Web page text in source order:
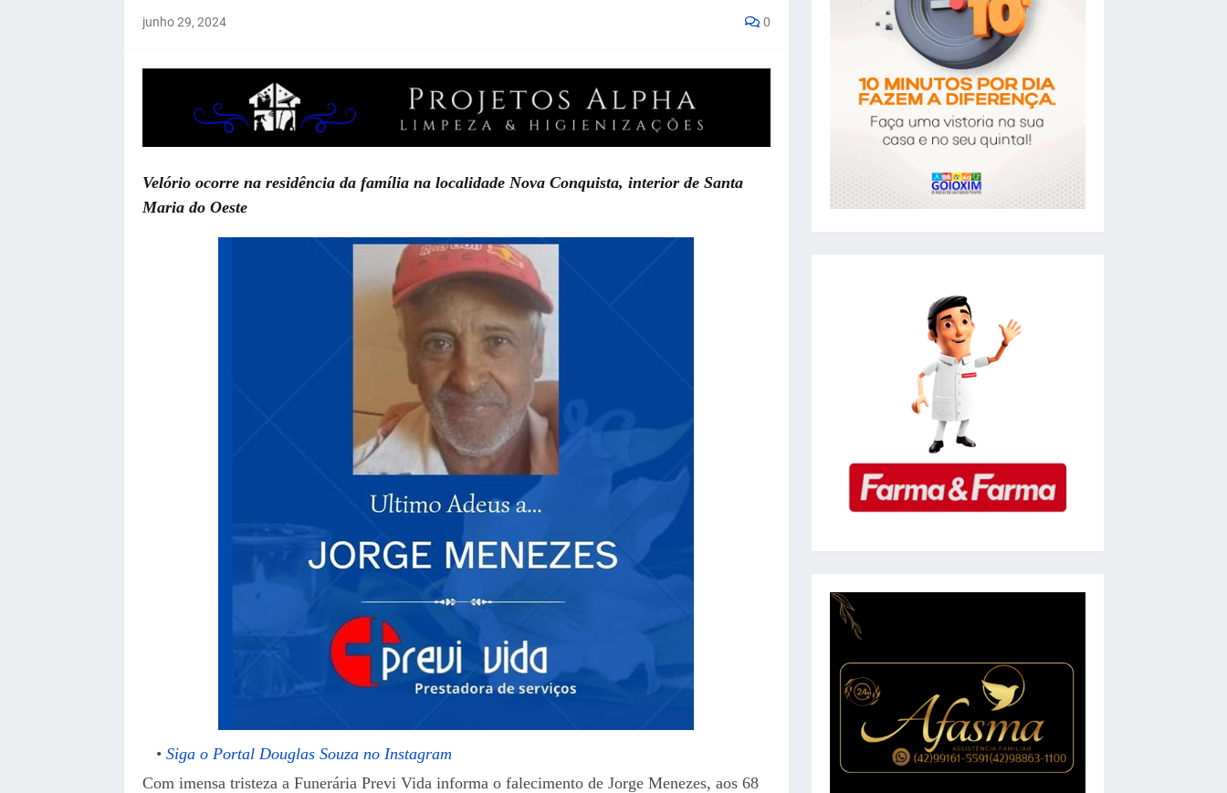
junho 29, 2024 0
Velório ocorre na residência da família na localidade Nova Conquista, interior de Santa
Maria do Oeste
Siga o Portal Douglas Souza no Instagram
Com imensa tristeza a Funerária Previ Vida informa o falecimento de Jorge Menezes, aos 68